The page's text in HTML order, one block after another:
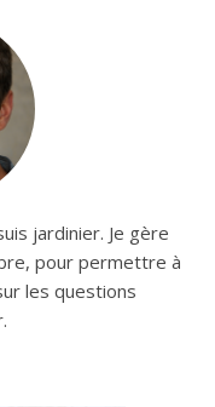
jardinier. Je gère
pour permettre à
les questions